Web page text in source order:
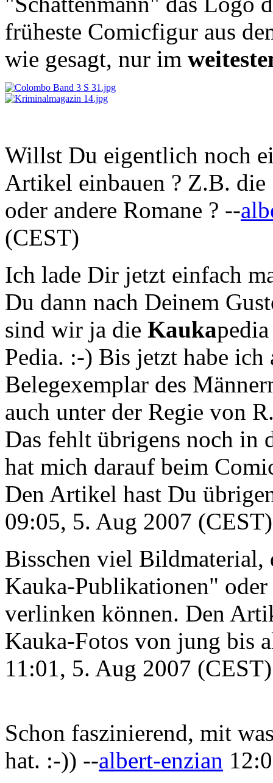
früheste Comicfigur aus
wie gesagt, nur im
Willst Du eigentlich noch
Artikel einbauen ? Z.B.
oder andere Romane ? --
(CEST)
Ich lade Dir jetzt einfach
Du dann nach Deinem
sind wir ja die Kauka
Pedia. :-) Bis jetzt habe
Belegexemplar des
auch unter der Regie von
Das fehlt übrigens noch in
hat mich darauf beim
Den Artikel hast Du
09:05, 5. Aug 2007 (CEST)
Bisschen viel Bildmaterial,
Kauka-Publikationen"
verlinken können. Den
Kauka-Fotos von jung bis
11:01, 5. Aug 2007 (CEST)
Schon faszinierend, mit
hat. :-)) --albert-enzian